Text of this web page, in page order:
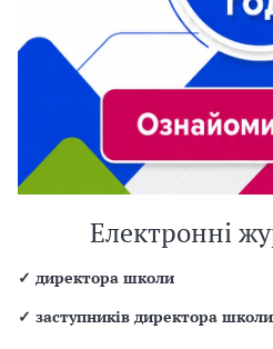
Електронні
✓ директора школи
✓ заступників директора школи